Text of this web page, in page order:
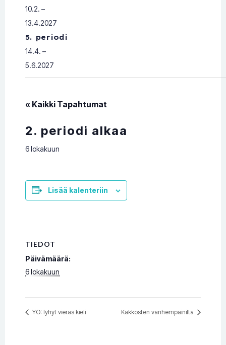
10.2. –
13.4.2027
5. periodi
14.4. –
5.6.2027
« Kaikki Tapahtumat
2. periodi alkaa
6 lokakuun
Lisää kalenteriin
TIEDOT
Päivämäärä:
6 lokakuun
YO: lyhyt vieras kieli Kakkosten vanhempainilta